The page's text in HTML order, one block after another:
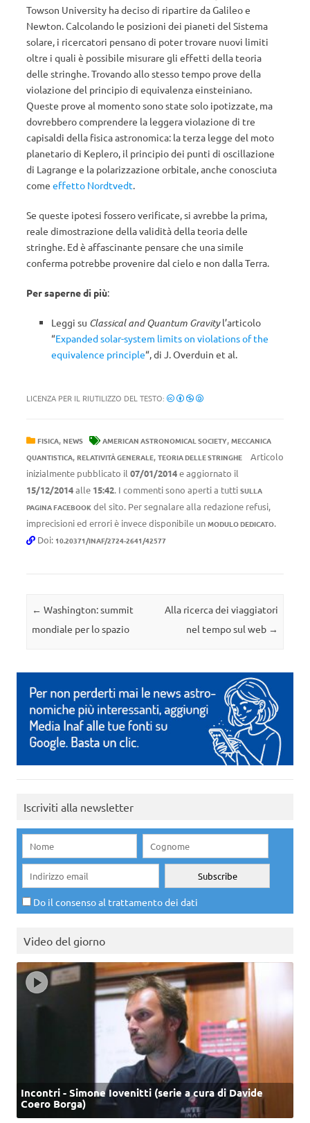
Towson University ha deciso di ripartire da Galileo e
Newton. Calcolando le posizioni dei pianeti del Sistema
solare, i ricercatori pensano di poter trovare nuovi limiti
oltre i quali è possibile misurare gli effetti della teoria
delle stringhe. Trovando allo stesso tempo prove della
violazione del principio di equivalenza einsteiniano.
Queste prove al momento sono state solo ipotizzate, ma
dovrebbero comprendere la leggera violazione di tre
capisaldi della fisica astronomica: la terza legge del moto
planetario di Keplero, il principio dei punti di oscillazione
di Lagrange e la polarizzazione orbitale, anche conosciuta
come effetto Nordtvedt.
Se queste ipotesi fossero verificate, si avrebbe la prima,
reale dimostrazione della validità della teoria delle
stringhe. Ed è affascinante pensare che una simile
conferma potrebbe provenire dal cielo e non dalla Terra.
Per saperne di più:
Leggi su Classical and Quantum Gravityl’articolo
“Expanded solar-system limits on violations of the
equivalence principle“, di J. Overduin et al.
LICENZA PER IL RIUTILIZZO DEL TESTO:
FISICA, NEWS AMERICAN ASTRONOMICAL SOCIETY, MECCANICA
QUANTISTICA, RELATIVITÀ GENERALE, TEORIA DELLE STRINGHE
Articolo
inizialmente pubblicato il 07/01/2014e aggiornato il
15/12/2014alle 15:42. I commenti sono aperti a tutti SULLA
PAGINA FACEBOOK del sito. Per segnalare alla redazione refusi,
imprecisioni ed errori è invece disponibile un MODULO DEDICATO.
Doi: 10.20371/INAF/2724-2641/42577
Navigazione articolo
← Washington: summit
mondiale per lo spazio
Alla ricerca dei viaggiatori
nel tempo sul web →
Iscriviti alla newsletter
Do il consenso al trattamento dei dati
Video del giorno
Incontri - Simone Iovenitti (serie a cura di Davide
Coero Borga)